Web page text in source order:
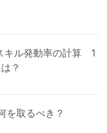
キル発動率の計算 1
？
を取るべき？